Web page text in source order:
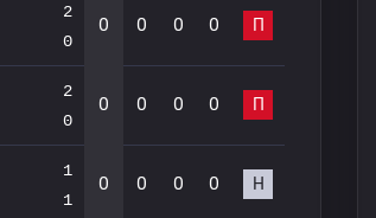
2
0
0 0 0 0 П
2
0
0 0 0 0 П
1
1
0 0 0 0 Н